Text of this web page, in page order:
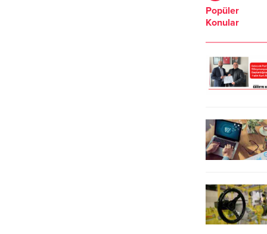
düzenlenecek ve geleneksel hale
gelmesi hedeflenen şenlik, saat
önünde buluşacak ekipler
vatandaşlar ile birlikte sahil dolgu
alana kadar yürüyecek. ŞENLİK
Popüler
Konular